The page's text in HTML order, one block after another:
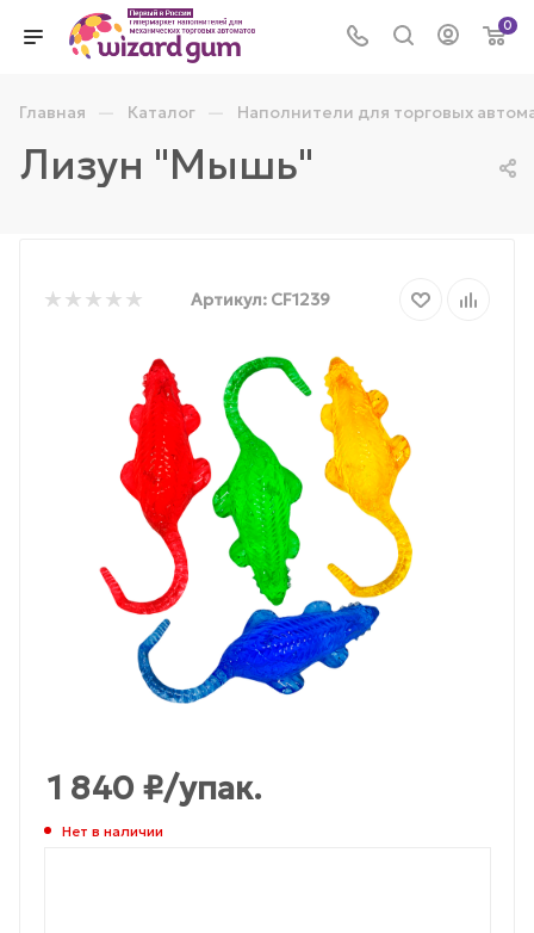
0
Главная — Каталог — Наполнители для торговых
Лизун "Мышь"
Артикул: CF1239
1 840 ₽/упак.
Нет в наличии